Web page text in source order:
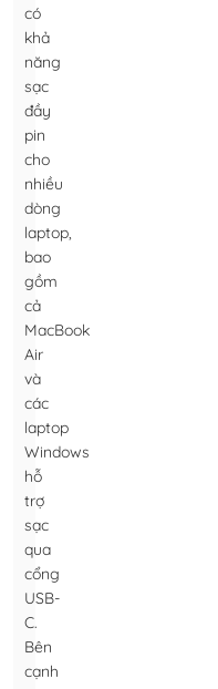
có
khả
năng
sạc
đầy
pin
cho
nhiều
dòng
laptop,
bao
gồm
cả
MacBook
Air
và
các
laptop
Windows
hỗ
trợ
sạc
qua
cổng
USB-
C.
Bên
cạnh